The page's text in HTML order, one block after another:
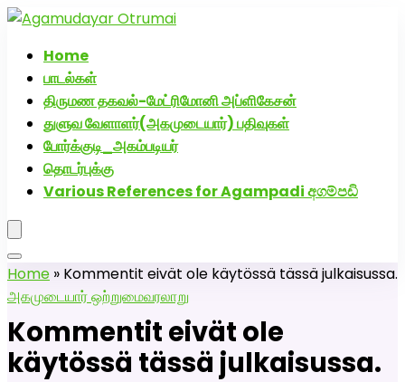
Home
பாடல்கள்
திருமண தகவல்-மேட்ரிமோனி அப்ளிகேசன்
துளுவ வேளாளர்(அகமுடையார்) பதிவுகள்
போர்க்குடி_அகம்படியர்
தொடர்புக்கு
Various References for Agampadi අගම්පඩි
Home » Kommentit eivät ole käytössä tässä julkaisussa.
அகமுடையார் ஒற்றுமைவரலாறு
Kommentit eivät ole
käytössä tässä julkaisussa.
அகமுடையார் திருமண வரன்களுக்கு அகமுடையார்மேட்ரி-